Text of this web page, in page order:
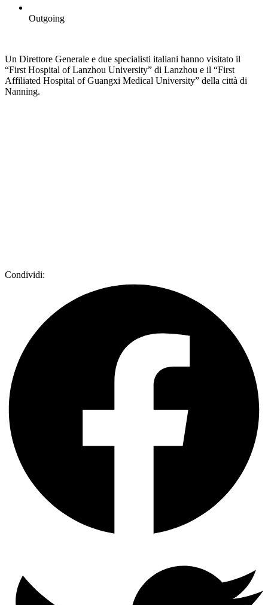
Outgoing
Un Direttore Generale e due specialisti italiani hanno visitato il
“First Hospital of Lanzhou University” di Lanzhou e il “First
Affiliated Hospital of Guangxi Medical University” della città di
Nanning.
Condividi: